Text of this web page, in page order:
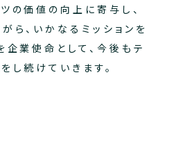
の価値の向上に寄与し、
ら、いかなるミッションを
企業使命として、今後もテ
し続けていきます。